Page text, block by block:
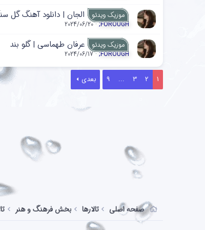
موزیک ویدئو الجان | دانلود آهنگ گل
;FOROUGH
2024/06/20
موزیک ویدئو عرفان طهماسی | گلو بند
;FOROUGH
2024/06/17
1
2
3
...
9 بعدی
صفحه اصلی تالارها بخش فرهنگ و هنر